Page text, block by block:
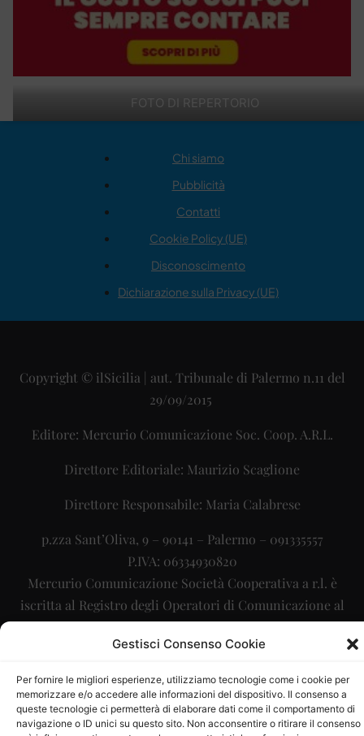
Gestisci Consenso Cookie
Per fornire le migliori esperienze, utilizziamo tecnologie come i cookie per
memorizzare e/o accedere alle informazioni del dispositivo. Il consenso a
queste tecnologie ci permetterà di elaborare dati come il comportamento di
navigazione o ID unici su questo sito. Non acconsentire o ritirare il consenso
FOTO DI REPERTORIO
Chi siamo
Pubblicità
Contatti
Cookie Policy (UE)
Disconoscimento
Dichiarazione sulla Privacy (UE)
Copyright © ilSicilia | aut. Tribunale di Palermo n.11 del
29/09/2015
Editore: Mercurio Comunicazione Soc. Coop. A.R.L.
Direttore Editoriale: Maurizio Scaglione
Direttore Responsabile: Maria Calabrese
p.zza Sant’Oliva, 9 – 90141 – Palermo – 091335557
P.IVA: 06334930820
Mercurio Comunicazione Società Cooperativa a r.l. è
iscritta al Registro degli Operatori di Comunicazione al
numero 26988